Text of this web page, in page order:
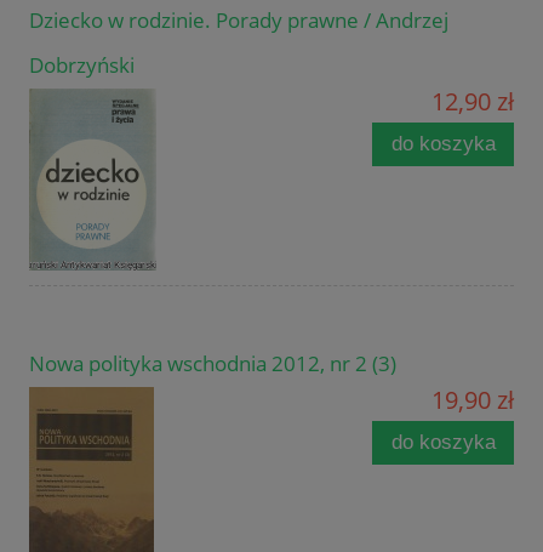
Dziecko w rodzinie. Porady prawne / Andrzej
Dobrzyński
12,90 zł
do koszyka
Nowa polityka wschodnia 2012, nr 2 (3)
19,90 zł
do koszyka